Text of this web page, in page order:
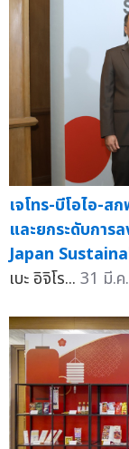
เจโทร-บีโอไอ-
และยกระดับการ
Japan
เบะ อิจิโร... 31 มี.ค.